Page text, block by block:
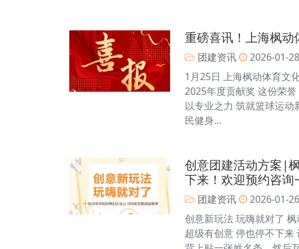
重磅喜讯！上海枫动
团建资讯 2026-01-28
1月25日 上海枫动体育文
2025年度贡献奖 这份荣
以专业之力 筑就篮球运
民健身…
创意团建活动方案|
下来！欢迎预约咨询
团建资讯 2026-01-26
创意新玩法 玩嗨就对了
超级有创意 停也停不下来